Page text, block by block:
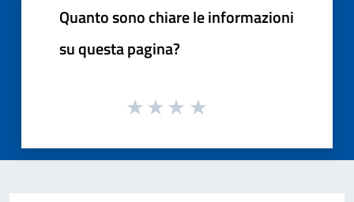
Quanto sono chiare le informazioni
su questa pagina?